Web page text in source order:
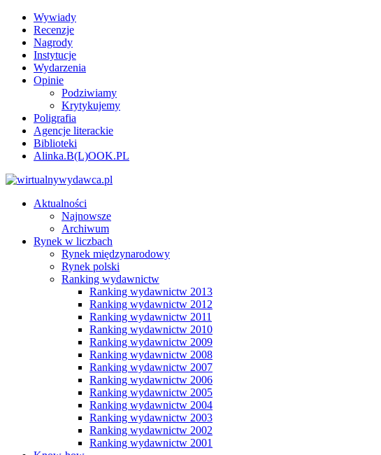
Wywiady
Recenzje
Nagrody
Instytucje
Wydarzenia
Opinie
Podziwiamy
Krytykujemy
Poligrafia
Agencje literackie
Biblioteki
Alinka.B(L)OOK.PL
Aktualności
Najnowsze
Archiwum
Rynek w liczbach
Rynek międzynarodowy
Rynek polski
Ranking wydawnictw
Ranking wydawnictw 2013
Ranking wydawnictw 2012
Ranking wydawnictw 2011
Ranking wydawnictw 2010
Ranking wydawnictw 2009
Ranking wydawnictw 2008
Ranking wydawnictw 2007
Ranking wydawnictw 2006
Ranking wydawnictw 2005
Ranking wydawnictw 2004
Ranking wydawnictw 2003
Ranking wydawnictw 2002
Ranking wydawnictw 2001